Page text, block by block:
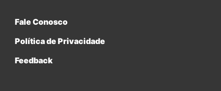
Fale Conosco
Política de Privacidade
Feedback